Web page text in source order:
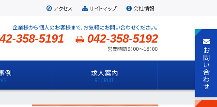
アクセス サイトマップ 会社情報
企業様から個人のお客様まで、お気軽にお問い合わせください。
358-5191 042-358-5192
営業時間 9：00～18：00
例 求人案内
お
問
い
合
わ
せ